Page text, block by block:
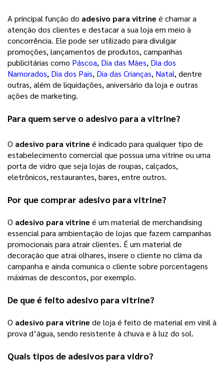
A principal função do adesivo para vitrine é chamar a
atenção dos clientes e destacar a sua loja em meio à
concorrência. Ele pode ser utilizado para divulgar
promoções, lançamentos de produtos, campanhas
publicitárias como Páscoa, Dia das Mães, Dia dos
Namorados, Dia dos Pais, Dia das Crianças, Natal, dentre
outras, além de liquidações, aniversário da loja e outras
ações de marketing.
Para quem serve o adesivo para a vitrine?
O adesivo para vitrine é indicado para qualquer tipo de
estabelecimento comercial que possua uma vitrine ou uma
porta de vidro que seja lojas de roupas, calçados,
eletrônicos, restaurantes, bares, entre outros.
Por que comprar adesivo para vitrine?
O adesivo para vitrine é um material de merchandising
essencial para ambientação de lojas que fazem campanhas
promocionais para atrair clientes. É um material de
decoração que atrai olhares, insere o cliente no clima da
campanha e ainda comunica o cliente sobre porcentagens
máximas de descontos, por exemplo.
De que é feito adesivo para vitrine?
O adesivo para vitrine de loja é feito de material em vinil à
prova d’água, sendo resistente à chuva e à luz do sol.
Quais tipos de adesivos para vidro?